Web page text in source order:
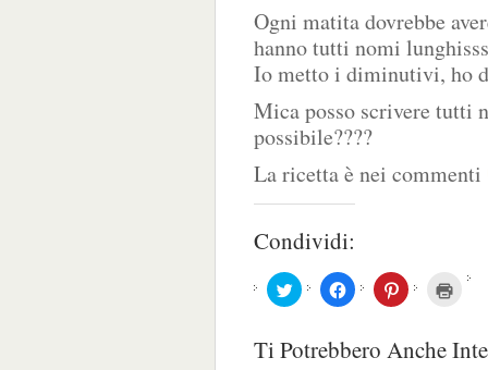
Ogni matita dovrebbe
hanno tutti nomi
Io metto i diminutivi, ho
Mica posso scrivere tutti
possibile????
La ricetta è nei commenti
Condividi:
Fai
clic
condividere
su
Twitter
Fai
clic
Facebook
(Si
Fai
clic
condividere
su
Pinterest
Fai
(Si
apre
Ti Potrebbero Anche